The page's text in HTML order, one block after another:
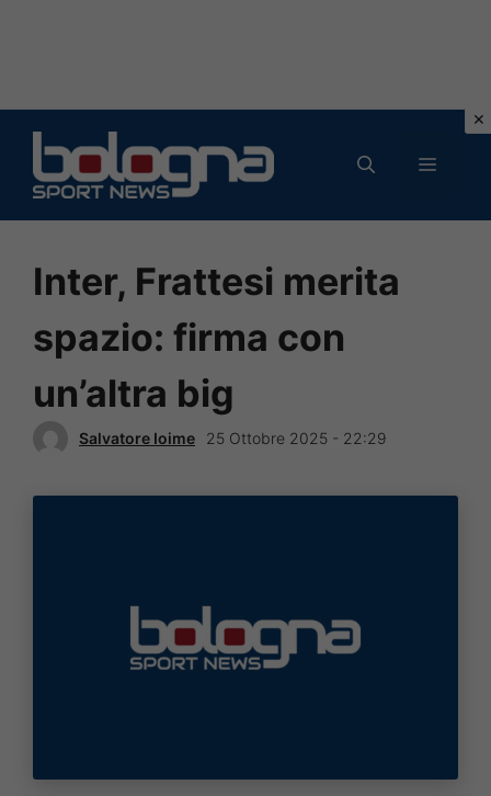
contenuto
MENU
Inter, Frattesi merita
spazio: firma con
un’altra big
Salvatore Ioime 25 Ottobre 2025 - 22:29